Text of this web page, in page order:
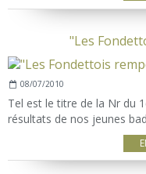
"Les
08/07/2010
Tel est le titre de la Nr du
résultats de nos jeunes